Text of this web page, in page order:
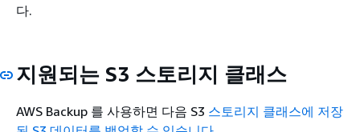
다.
지원되는 S3 스토리지 클래스
AWS Backup 를 사용하면 다음 S3 스토리지 클래스에 저장